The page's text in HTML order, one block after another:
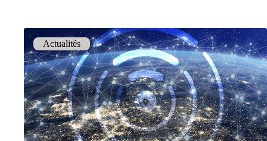
Helpdesk & Network Operation Centers
(NOC)
Des paquets de services modulaires et sur
mesure pour une gestion optimale de votre
infrastructure ICT.
Intéressant également :
Actualités